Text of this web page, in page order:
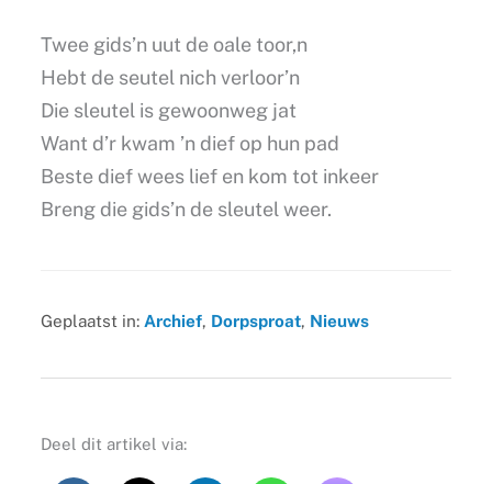
Twee gids’n uut de oale toor,n
Hebt de seutel nich verloor’n
Die sleutel is gewoonweg jat
Want d’r kwam ’n dief op hun pad
Beste dief wees lief en kom tot inkeer
Breng die gids’n de sleutel weer.
Geplaatst in: Archief, Dorpsproat, Nieuws
Deel dit artikel via: